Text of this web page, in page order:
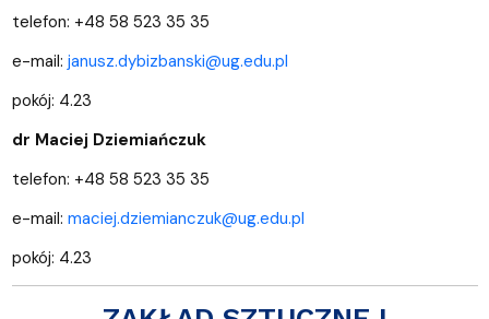
telefon: +48 58 523 35 35
e-mail: janusz.dybizbanski@ug.edu.pl
pokój: 4.23
dr Maciej Dziemiańczuk
telefon: +48 58 523 35 35
e-mail: maciej.dziemianczuk@ug.edu.pl
pokój: 4.23